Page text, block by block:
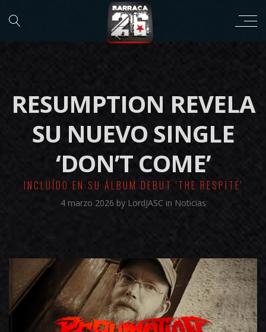
RESUMPTION REVELA
SU NUEVO SINGLE
‘DON’T COME’
INCLUÍDO EN SU ÁLBUM DEBUT 'THE RESPITE'
4 marzo 2026 by LordJASC in Noticias